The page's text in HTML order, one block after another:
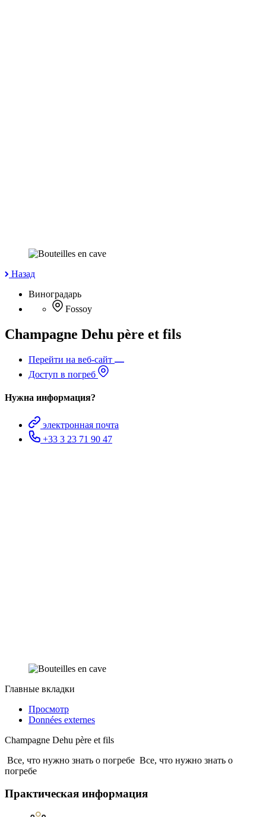
Назад
Виноградарь
Fossoy
Champagne Dehu père et fils
Перейти на веб-сайт
Доступ в погреб
Нужна информация?
электронная почта
+33 3 23 71 90 47
Главные вкладки
Просмотр
Données externes
Champagne Dehu père et fils
Все, что нужно знать о погребе Все, что нужно знать о
погребе
Практическая информация